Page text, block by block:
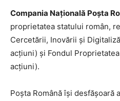
Compania Națională Poşta
proprietatea statului român,
Cercetării, Inovării şi
acţiuni) şi Fondul
acţiuni).
Poşta Română îşi desfăşoară